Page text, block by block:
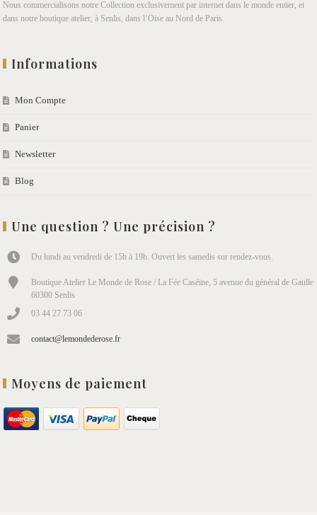
Nous commercialisons notre Collection exclusivement par internet dans le monde entier, et
dans notre boutique atelier, à Senlis, dans l’Oise au Nord de Paris.
Informations
Mon Compte
Panier
Newsletter
Blog
Une question ? Une précision ?
Du lundi au vendredi de 15h à 19h. Ouvert les samedis sur rendez-vous.
Boutique Atelier Le Monde de Rose / La Fée Caséine, 5 avenue du général de Gaulle
60300 Senlis
03 44 27 73 06
contact@lemondederose.fr
Moyens de paiement